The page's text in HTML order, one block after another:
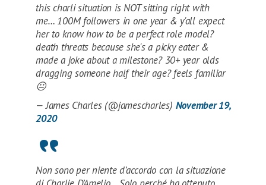
this charli situation is NOT sitting right with
me… 100M followers in one year & y'all expect
her to know how to be a perfect role model?
death threats because she's a picky eater &
made a joke about a milestone? 30+ year olds
dragging someone half their age? feels familiar
😐
— James Charles (@jamescharles) November 19,
2020
Non sono per niente d’accordo con la situazione